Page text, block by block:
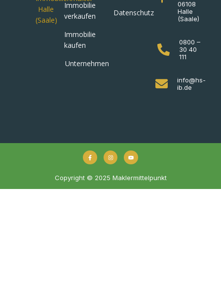
Immobilie
verkaufen
Immobilie
kaufen
Unternehmen
Datenschutz
06108
Halle
(Saale)
0800 –
30 40
111
info@hs-
ib.de
Copyright © 2025 Maklermittelpunkt